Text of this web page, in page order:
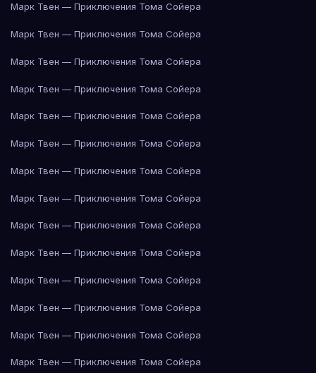
Марк Твен — Приключения Тома Сойера
Марк Твен — Приключения Тома Сойера
Марк Твен — Приключения Тома Сойера
Марк Твен — Приключения Тома Сойера
Марк Твен — Приключения Тома Сойера
Марк Твен — Приключения Тома Сойера
Марк Твен — Приключения Тома Сойера
Марк Твен — Приключения Тома Сойера
Марк Твен — Приключения Тома Сойера
Марк Твен — Приключения Тома Сойера
Марк Твен — Приключения Тома Сойера
Марк Твен — Приключения Тома Сойера
Марк Твен — Приключения Тома Сойера
Марк Твен — Приключения Тома Сойера